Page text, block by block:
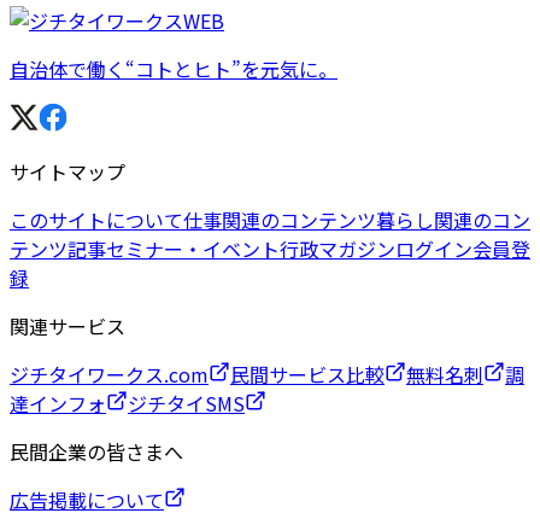
自治体で働く“コトとヒト”を元気に。
サイトマップ
このサイトについて仕事関連のコンテンツ暮らし関連のコン
テンツ記事セミナー・イベント行政マガジンログイン会員登
録
関連サービス
ジチタイワークス.com
民間サービス比較 無料名刺
調
達インフォ
ジチタイSMS
民間企業の皆さまへ
広告掲載について